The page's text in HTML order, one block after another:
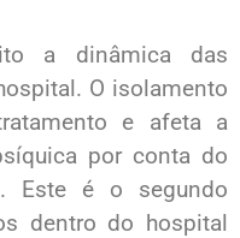
a dinâmica das
O isolamento
e afeta a
por conta do
Este é o segundo
dentro do hospital